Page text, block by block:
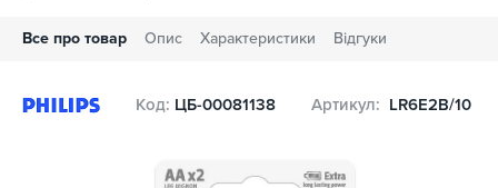
Все про товар Опис Характеристики Відгуки
Код: ЦБ-00081138 Артикул: LR6E2B/10